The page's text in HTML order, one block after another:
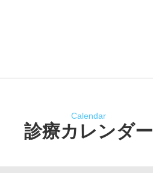
Calendar
診療カレンダー